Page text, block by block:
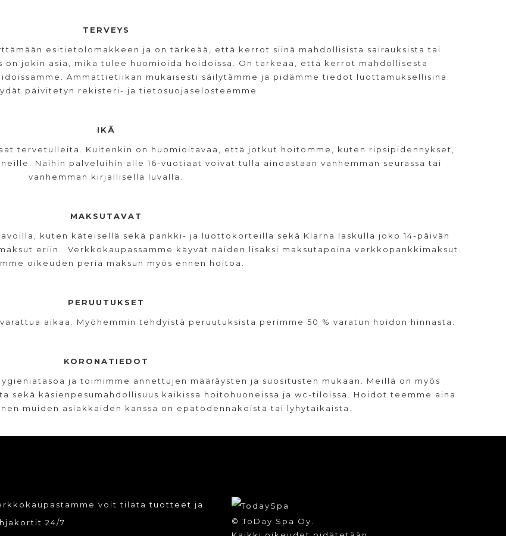
TERVEYS
esitietolomakkeen ja on tärkeää, että kerrot siinä mahdollisista sairauksista tai
jokin asia, mikä tulee huomioida hoidoissa. On tärkeää, että kerrot mahdollisesta
Ammattietiikan mukaisesti säilytämme ja pidämme tiedot luottamuksellisina.
päivitetyn rekisteri- ja tietosuojaselosteemme.
IKÄ
tervetulleita. Kuitenkin on huomioitavaa, että jotkut hoitomme, kuten ripsipidennykset,
Näihin palveluihin alle 16-vuotiaat voivat tulla ainoastaan vanhemman seurassa tai
vanhemman kirjallisella luvalla.
MAKSUTAVAT
kuten käteisellä sekä pankki- ja luottokorteilla sekä Klarna laskulla joko 14-päivän
eriin. Verkkokaupassamme käyvät näiden lisäksi maksutapoina verkkopankkimaksut.
oikeuden periä maksun myös ennen hoitoa.
PERUUTUKSET
aikaa. Myöhemmin tehdyistä peruutuksista perimme 50 % varatun hoidon hinnasta.
KORONATIEDOT
ja toimimme annettujen määräysten ja suositusten mukaan. Meillä on myös
käsienpesumahdollisuus kaikissa hoitohuoneissa ja wc-tiloissa. Hoidot teemme aina
muiden asiakkaiden kanssa on epätodennäköistä tai lyhytaikaista.
voit tilatatuotteet ja
24/7
© ToDay Spa Oy.